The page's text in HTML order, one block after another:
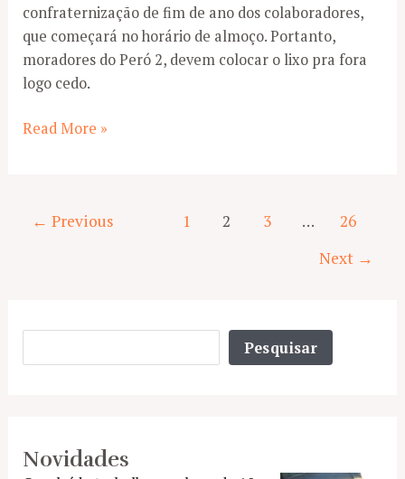
confraternização de fim de ano dos colaboradores,
que começará no horário de almoço. Portanto,
moradores do Peró 2, devem colocar o lixo pra fora
logo cedo.
Coleta
alteração
Read More »
Paginação
← Previous 1 2 3 …
26
Next →
Pesquisar
Novidades